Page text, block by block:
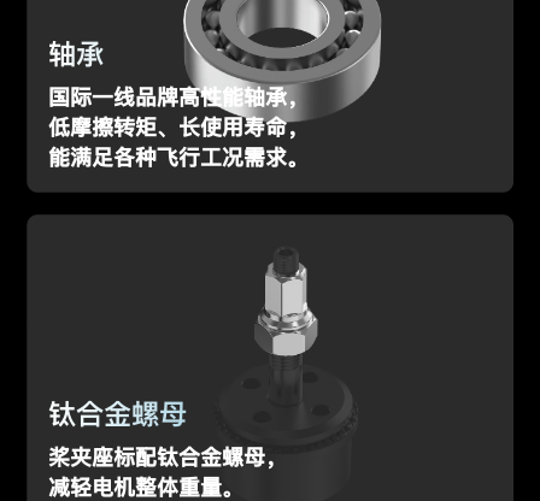
轴承
国际一线品牌高性能轴承，
低摩擦转矩、长使用寿命，
能满足各种飞行工况需求。
钛合金螺母
桨夹座标配钛合金螺母，
减轻电机整体重量。